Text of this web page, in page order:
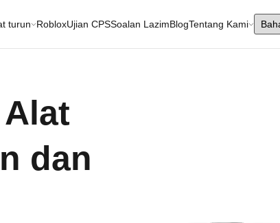
turun RobloxUjian CPSSoalan LazimBlogTentang Kami
dan